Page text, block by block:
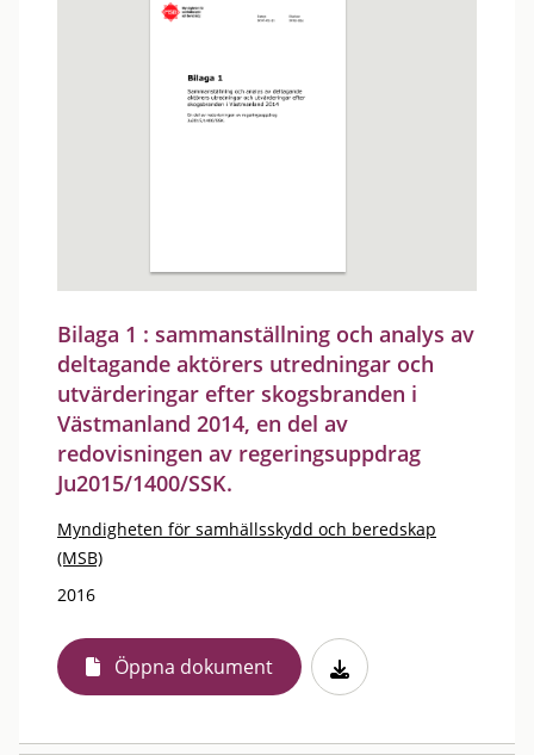
Bilaga 1 : sammanställning och analys av
deltagande aktörers utredningar och
utvärderingar efter skogsbranden i
Västmanland 2014, en del av
redovisningen av regeringsuppdrag
Ju2015/1400/SSK.
Myndigheten för samhällsskydd och beredskap
(MSB)
2016
Öppna dokument